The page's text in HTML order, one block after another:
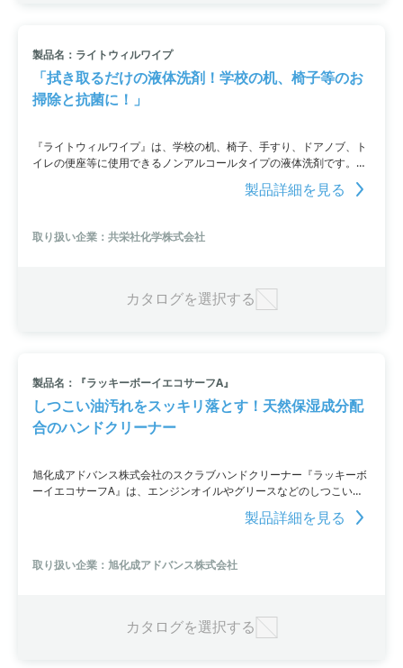
製品名：ライトウィルワイプ
「拭き取るだけの液体洗剤！学校の机、椅子等のお
掃除と抗菌に！」
『ライトウィルワイプ』は、学校の机、椅子、手すり、ドアノブ、ト
イレの便座等に使用できるノンアルコールタイプの液体洗剤です。拭
き取るだけで「抗菌効果」と「汚れの除去」の効果を発揮し、2度拭
きの手間を省くことができます。強力な抗菌作用も特長であり、アク
製品詳細を見る
取り扱い企業：共栄社化学株式会社
カタログを選択する
製品名：『ラッキーボーイエコサーフA』
しつこい油汚れをスッキリ落とす！天然保湿成分配
合のハンドクリーナー
旭化成アドバンス株式会社のスクラブハンドクリーナー『ラッキーボ
ーイエコサーフA』は、エンジンオイルやグリースなどのしつこい油
汚れに優れた洗浄力を発揮し、植物由来原料100%の生分解性スクラ
ブを使用することで環境にも配慮しています。手荒れが起こりにく
ックスマートキャンペーンにも登録されており、環境への負荷を軽減
する製品です。
製品詳細を見る
取り扱い企業：旭化成アドバンス株式会社
カタログを選択する